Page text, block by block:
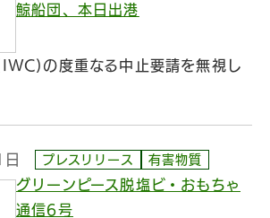
鯨船団、本日出港
の度重なる中止要請を無視し
プレスリリース 有害物質
グリーンピース脱塩ビ・おもちゃ
通信6号